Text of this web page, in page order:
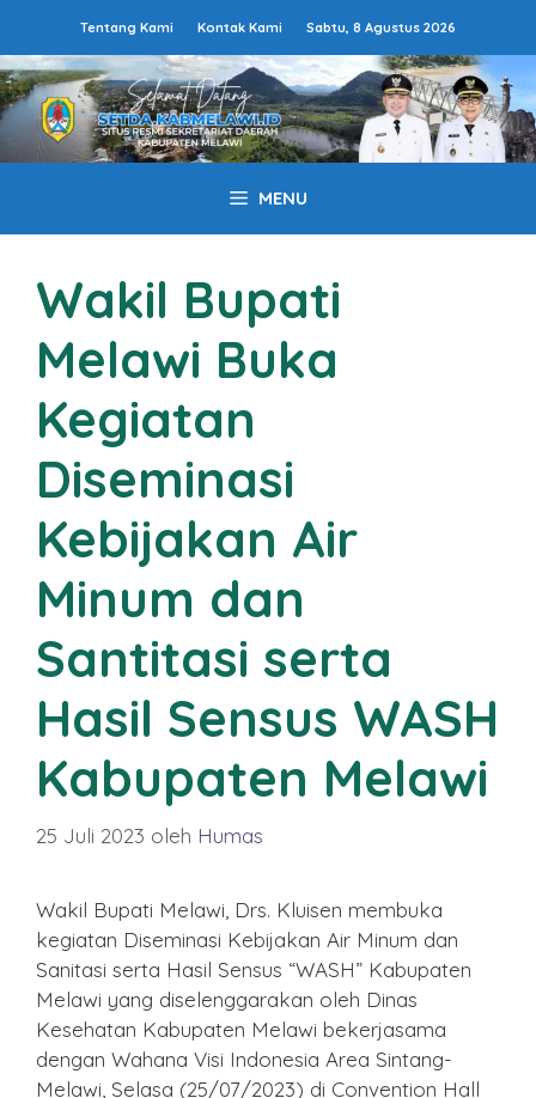
isi
Tentang Kami Kontak Kami Sabtu, 8 Agustus 2026
MENU
Wakil Bupati
Melawi Buka
Kegiatan
Diseminasi
Kebijakan Air
Minum dan
Santitasi serta
Hasil Sensus WASH
Kabupaten Melawi
25 Juli 2023 oleh Humas
Wakil Bupati Melawi, Drs. Kluisen membuka
kegiatan Diseminasi Kebijakan Air Minum dan
Sanitasi serta Hasil Sensus “WASH” Kabupaten
Melawi yang diselenggarakan oleh Dinas
Kesehatan Kabupaten Melawi bekerjasama
dengan Wahana Visi Indonesia Area Sintang-
Melawi, Selasa (25/07/2023) di Convention Hall